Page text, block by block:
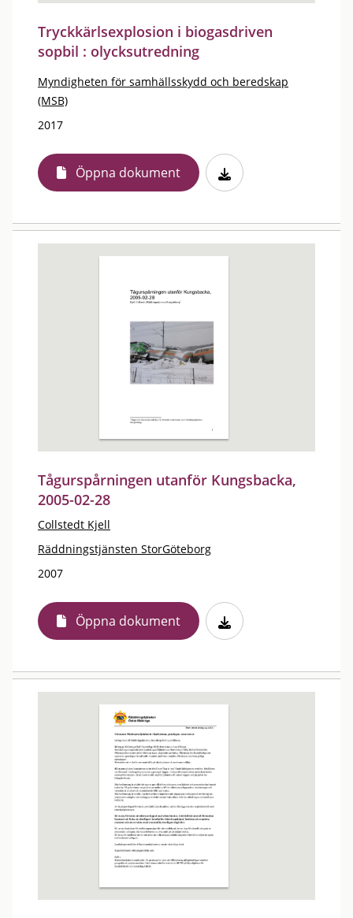
Tryckkärlsexplosion i biogasdriven
sopbil : olycksutredning
Myndigheten för samhällsskydd och beredskap
(MSB)
2017
Öppna dokument
Tågurspårningen utanför Kungsbacka,
2005-02-28
Collstedt Kjell
Räddningstjänsten StorGöteborg
2007
Öppna dokument